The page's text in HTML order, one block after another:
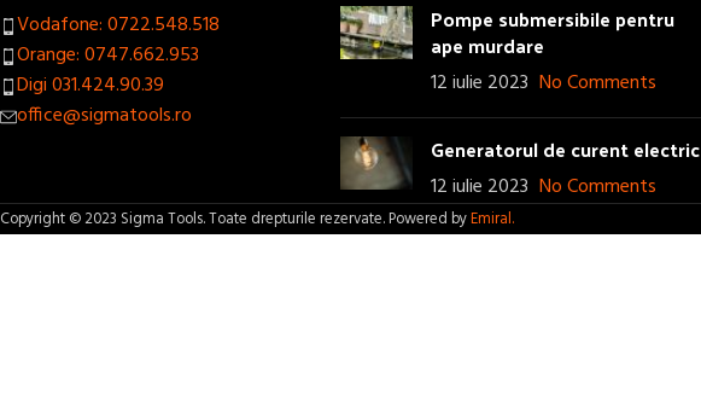
Vodafone: 0722.548.518
Orange: 0747.662.953
Digi 031.424.90.39
office@sigmatools.ro
Pompe submersibile pentru
ape murdare
12 iulie 2023 No Comments
Generatorul de curent electric
12 iulie 2023 No Comments
Copyright © 2023 Sigma Tools. Toate drepturile rezervate. Powered byEmiral.